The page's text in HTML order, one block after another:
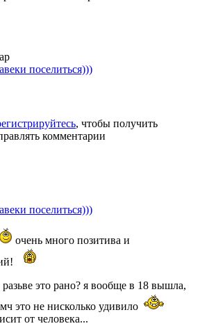
поселиться)))
, чтобы получить
комментарии
поселиться)))
очень много позитива и
это рано? я вообще в 18 вышла,
это не нисколько удивило
от человека...